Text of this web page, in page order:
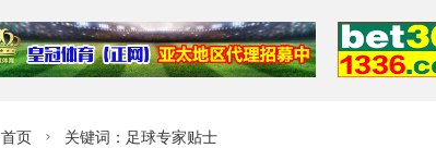
首页  关键词：足球专家贴士